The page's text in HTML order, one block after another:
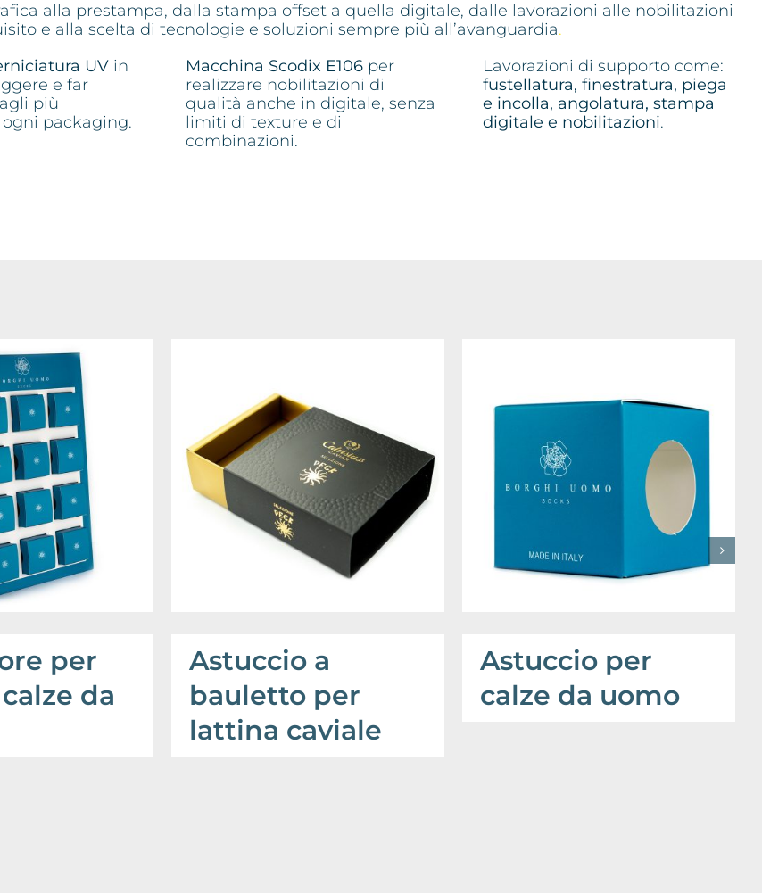
alla prestampa, dalla stampa offset a quella digitale, dalle lavorazioni alle nobilitazioni
e alla scelta di tecnologie e soluzioni sempre più all’avanguardia.
UVin
e far
più
packaging.
Macchina Scodix E106per
realizzare nobilitazioni di
qualità anche in digitale, senza
limiti di texture e di
combinazioni.
Lavorazioni di supporto come:
fustellatura, finestratura, piega
e incolla, angolatura, stampa
digitale e nobilitazioni.
per
da
Astuccio a
bauletto per
lattina caviale
Astuccio per
calze da uomo